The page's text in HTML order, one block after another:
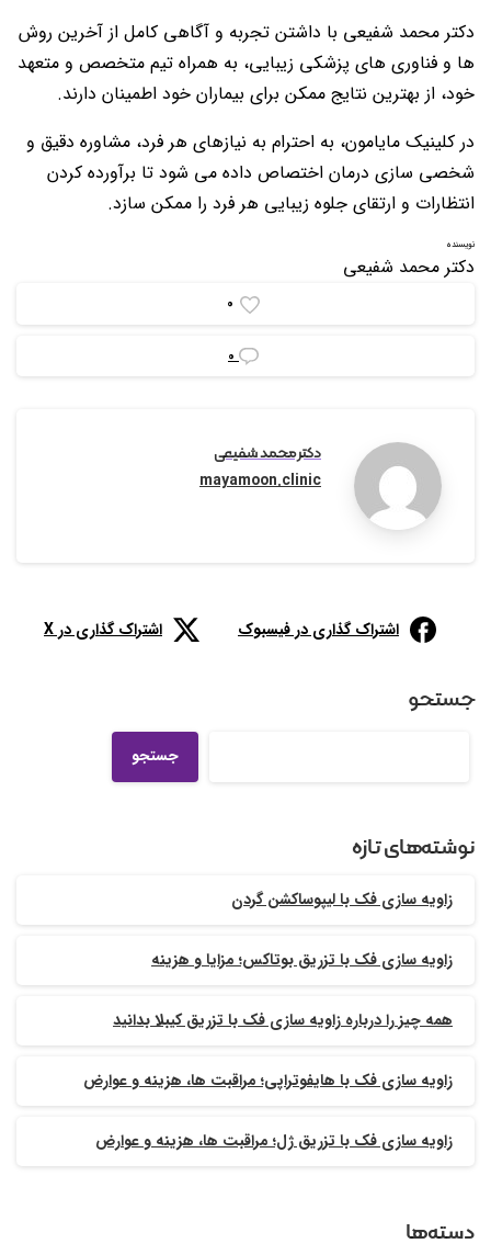
دکتر محمد شفیعی با داشتن تجربه و آگاهی کامل از آخرین روش
ها و فناوری های پزشکی زیبایی، به همراه تیم متخصص و متعهد
خود، از بهترین نتایج ممکن برای بیماران خود اطمینان دارند.
در کلینیک مایامون، به احترام به نیازهای هر فرد، مشاوره دقیق و
شخصی سازی درمان اختصاص داده می شود تا برآورده کردن
انتظارات و ارتقای جلوه زیبایی هر فرد را ممکن سازد.
نویسنده
دکتر محمد شفیعی
0
0
دکتر محمد شفیعی
mayamoon.clinic
اشتراک گذاری در فیسبوک اشتراک گذاری در X
جستجو
جستجو
نوشته‌های تازه
زاویه سازی فک با لیپوساکشن گردن
زاویه سازی فک با تزریق بوتاکس؛ مزایا و هزینه
همه چیز را درباره زاویه سازی فک با تزریق کیبلا بدانید
زاویه سازی فک با هایفوتراپی؛ مراقبت ها، هزینه و عوارض
زاویه سازی فک با تزریق ژل؛ مراقبت ها، هزینه و عوارض
دسته‌ها